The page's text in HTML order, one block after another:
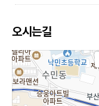
오시는길